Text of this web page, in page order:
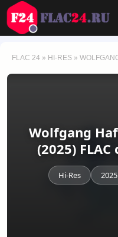
FLAC 24 » HI-RES »
Wolfgang
(2025)
Hi-Res 2025